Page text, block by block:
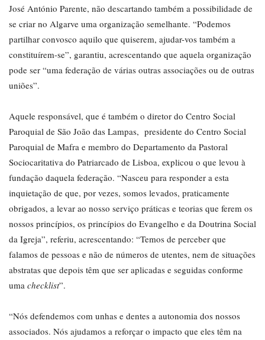
José António Parente, não descartando também a possibilidade de
se criar no Algarve uma organização semelhante. “Podemos
partilhar convosco aquilo que quiserem, ajudar-vos também a
constituírem-se”, garantiu, acrescentando que aquela organização
pode ser “uma federação de várias outras associações ou de outras
uniões”.
Aquele responsável, que é também o diretor do Centro Social
Paroquial de São João das Lampas, presidente do Centro Social
Paroquial de Mafra e membro do Departamento da Pastoral
Sociocaritativa do Patriarcado de Lisboa, explicou o que levou à
fundação daquela federação. “Nasceu para responder a esta
inquietação de que, por vezes, somos levados, praticamente
obrigados, a levar ao nosso serviço práticas e teorias que ferem os
nossos princípios, os princípios do Evangelho e da Doutrina Social
da Igreja”, referiu, acrescentando: “Temos de perceber que
falamos de pessoas e não de números de utentes, nem de situações
abstratas que depois têm que ser aplicadas e seguidas conforme
uma checklist”.
“Nós defendemos com unhas e dentes a autonomia dos nossos
associados. Nós ajudamos a reforçar o impacto que eles têm na